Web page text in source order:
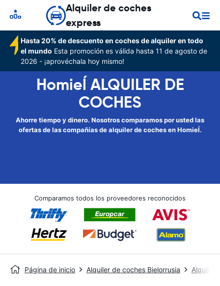
Alquiler de coches
express
Hasta 20% de descuento en coches de alquiler en todo
el mundo Esta promoción es válida hasta 11 de agosto de
2026 - ¡aprovéchala hoy mismo!
Homieĺ ALQUILER DE
COCHES
Ahorre tiempo y dinero. Nosotros comparamos por usted las
ofertas de las compañías de alquiler de coches en Homieĺ.
Comparamos todos los proveedores reconocidos
Página de inicio Alquiler de coches Bielorrusia Alquiler